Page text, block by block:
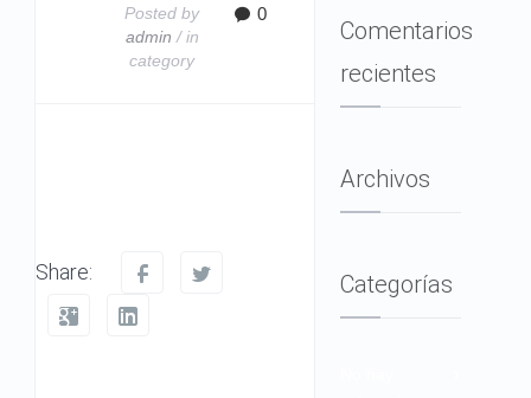
Posted by
admin / in
category
0
Share:
Comentarios
recientes
Archivos
Categorías